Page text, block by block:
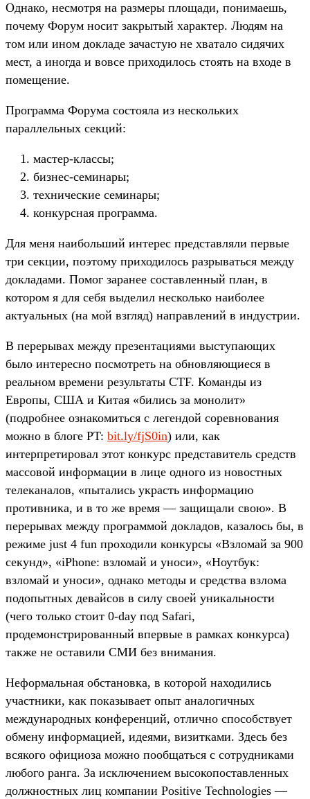
Однако, несмотря на размеры площади, понимаешь,
почему Форум носит закрытый характер. Людям на
том или ином докладе зачастую не хватало сидячих
мест, а иногда и вовсе приходилось стоять на входе в
помещение.
Программа Форума состояла из нескольких
параллельных секций:
мастер-классы;
бизнес-семинары;
технические семинары;
конкурсная программа.
Для меня наибольший интерес представляли первые
три секции, поэтому приходилось разрываться между
докладами. Помог заранее составленный план, в
котором я для себя выделил несколько наиболее
актуальных (на мой взгляд) направлений в индустрии.
В перерывах между презентациями выступающих
было интересно посмотреть на обновляющиеся в
реальном времени результаты CTF. Команды из
Европы, США и Китая «бились за монолит»
(подробнее ознакомиться с легендой соревнования
можно в блоге PT: bit.ly/fjS0in) или, как
интерпретировал этот конкурс представитель средств
массовой информации в лице одного из новостных
телеканалов, «пытались украсть информацию
противника, и в то же время — защищали свою». В
перерывах между программой докладов, казалось бы, в
режиме just 4 fun проходили конкурсы «Взломай за 900
секунд», «iPhone: взломай и уноси», «Ноутбук:
взломай и уноси», однако методы и средства взлома
подопытных девайсов в силу своей уникальности
(чего только стоит 0-day под Safari,
продемонстрированный впервые в рамках конкурса)
также не оставили СМИ без внимания.
Неформальная обстановка, в которой находились
участники, как показывает опыт аналогичных
международных конференций, отлично способствует
обмену информацией, идеями, визитками. Здесь без
всякого официоза можно пообщаться с сотрудниками
любого ранга. За исключением высокопоставленных
должностных лиц компании Positive Technologies —